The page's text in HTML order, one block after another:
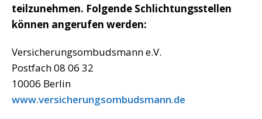
teilzunehmen. Folgende Schlichtungsstellen
können angerufen werden:
Versicherungsombudsmann e.V.
Postfach 08 06 32
10006 Berlin
www.versicherungsombudsmann.de